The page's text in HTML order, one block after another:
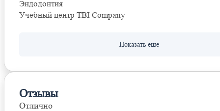
Эндодонтия
Учебный центр TBI Companу
Отзывы
Отлично